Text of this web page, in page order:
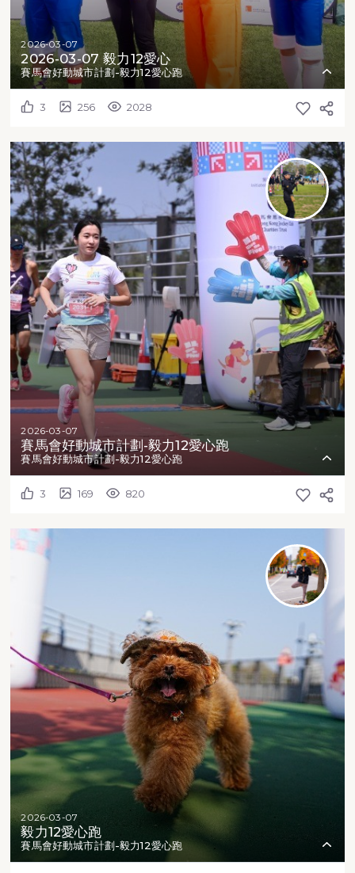
2026-03-07
2026-03-07 毅力12愛心
賽馬會好動城市計劃-毅力12愛心跑
3 256 2028
2026-03-07
賽馬會好動城市計劃-毅力12愛心跑
賽馬會好動城市計劃-毅力12愛心跑
3 169 820
2026-03-07
毅力12愛心跑
賽馬會好動城市計劃-毅力12愛心跑